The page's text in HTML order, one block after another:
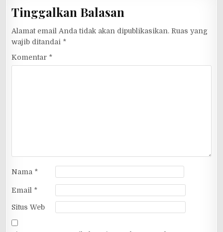
Tinggalkan Balasan
Alamat email Anda tidak akan dipublikasikan. Ruas yang
wajib ditandai *
Komentar *
Nama *
Email *
Situs Web